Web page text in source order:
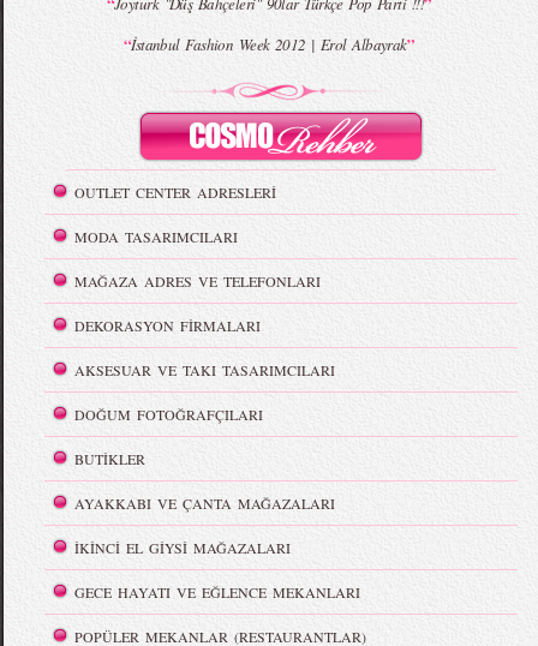
“İstanbul Fashion Week 2012 | Erol Albayrak”
OUTLET CENTER ADRESLERİ
MODA TASARIMCILARI
MAĞAZA ADRES VE TELEFONLARI
DEKORASYON FİRMALARI
AKSESUAR VE TAKI TASARIMCILARI
DOĞUM FOTOĞRAFÇILARI
BUTİKLER
AYAKKABI VE ÇANTA MAĞAZALARI
İKİNCİ EL GİYSİ MAĞAZALARI
GECE HAYATI VE EĞLENCE MEKANLARI
POPÜLER MEKANLAR (RESTAURANTLAR)